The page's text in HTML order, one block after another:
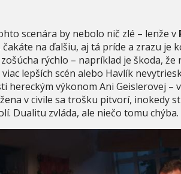
scenára by nebolo nič zlé – lenže v
čakáte na ďalšiu, aj tá príde a zrazu je
rýchlo – napríklad je škoda, že
lepších scén alebo Havlík
hereckým výkonom Ani Geislerovej –
v civile sa trošku pitvorí, inokedy
Dualitu zvláda, ale niečo tomu chýba.